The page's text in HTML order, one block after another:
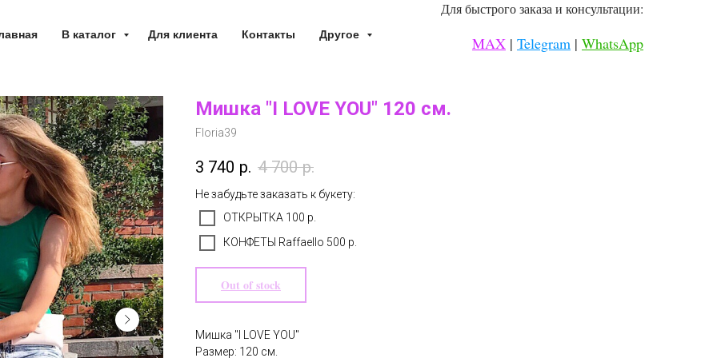
В каталог Для клиента Контакты Другое
Для быстрого заказа и консультации:
MAX | Telegram | WhatsApp
Мишка "I LOVE YOU" 120 см.
Floria39
3 740 р. 4 700 р.
Не забудьте заказать к букету:
ОТКРЫТКА 100 р.
КОНФЕТЫ Raffaello 500 р.
Out of stock
Мишка "I LOVE YOU"
Размер: 120 см.